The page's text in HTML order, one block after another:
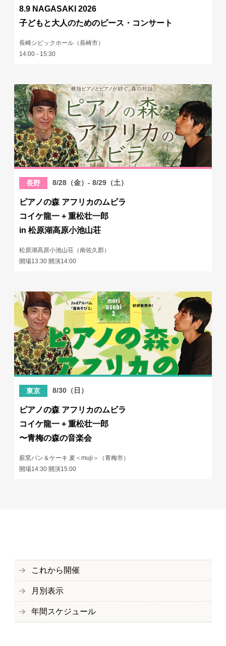
8.9 NAGASAKI 2026
子どもと大人のためのピース・コンサート
長崎シビックホール（長崎市）
14:00 - 15:30
長野 8/28（金）- 8/29（土）
ピアノの森 アフリカのムビラ
コイケ龍一 + 重松壮一郎
in 松原湖高原小池山荘
松原湖高原小池山荘（南佐久郡）
開場13:30 開演14:00
東京 8/30（日）
ピアノの森 アフリカのムビラ
コイケ龍一 + 重松壮一郎
〜青梅の森の音楽会
薪窯パン＆ケーキ 麦＜muji＞（青梅市）
開場14:30 開演15:00
これから開催
月別表示
年間スケジュール